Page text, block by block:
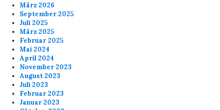
März 2026
September 2025
Juli 2025
März 2025
Februar 2025
Mai 2024
April 2024
November 2023
August 2023
Juli 2023
Februar 2023
Januar 2023